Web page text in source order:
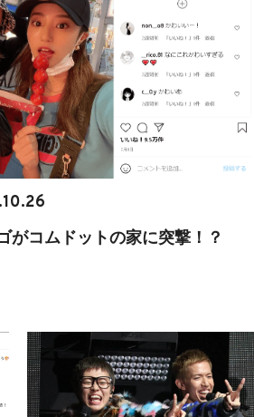
がコムドットの家に突撃！？